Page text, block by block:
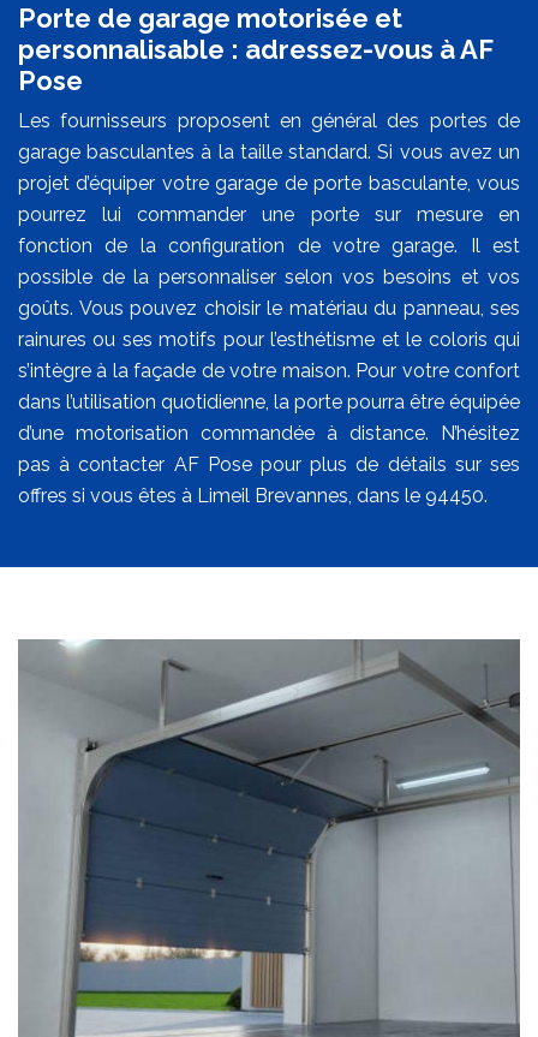
Porte de garage motorisée et
personnalisable : adressez-vous à AF
Pose
Les fournisseurs proposent en général des portes de
garage basculantes à la taille standard. Si vous avez un
projet d’équiper votre garage de porte basculante, vous
pourrez lui commander une porte sur mesure en
fonction de la configuration de votre garage. Il est
possible de la personnaliser selon vos besoins et vos
goûts. Vous pouvez choisir le matériau du panneau, ses
rainures ou ses motifs pour l’esthétisme et le coloris qui
s’intègre à la façade de votre maison. Pour votre confort
dans l’utilisation quotidienne, la porte pourra être équipée
d’une motorisation commandée à distance. N’hésitez
pas à contacter AF Pose pour plus de détails sur ses
offres si vous êtes à Limeil Brevannes, dans le 94450.